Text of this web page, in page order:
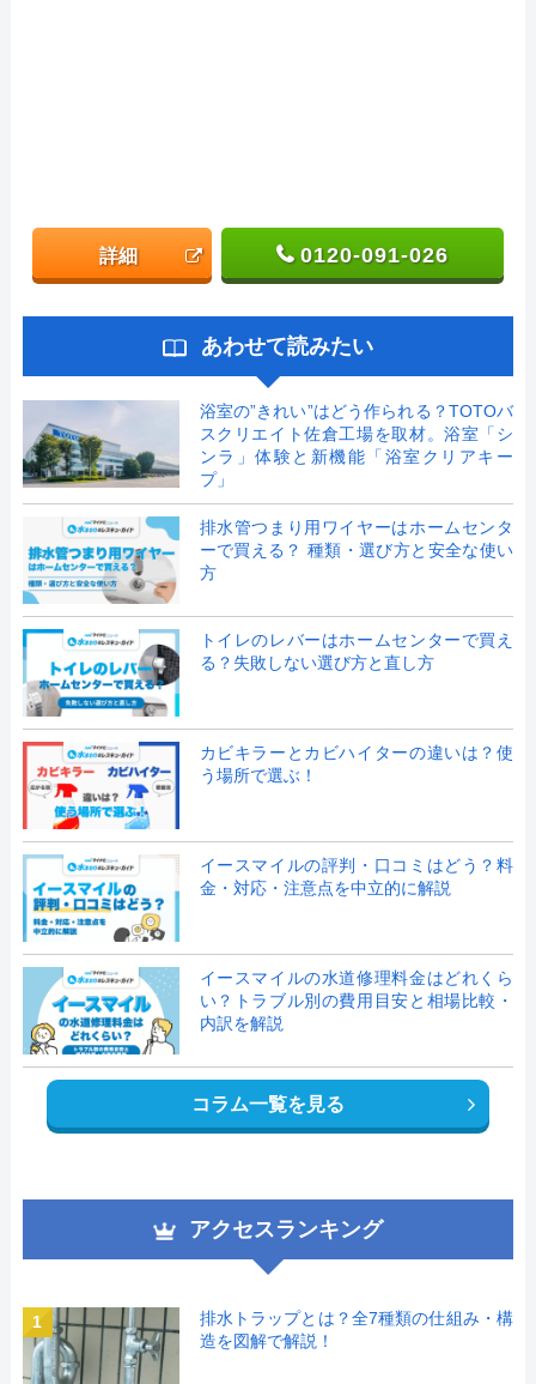
詳細 0120-091-026
あわせて読みたい
浴室の”きれい”はどう作られる？TOTOバ
スクリエイト佐倉工場を取材。浴室「シ
ンラ」体験と新機能「浴室クリアキー
プ」
排水管つまり用ワイヤーはホームセンタ
ーで買える？ 種類・選び方と安全な使い
方
トイレのレバーはホームセンターで買え
る？失敗しない選び方と直し方
カビキラーとカビハイターの違いは？使
う場所で選ぶ！
イースマイルの評判・口コミはどう？料
金・対応・注意点を中立的に解説
イースマイルの水道修理料金はどれくら
い？トラブル別の費用目安と相場比較・
内訳を解説
コラム一覧を見る
アクセスランキング
1
排水トラップとは？全7種類の仕組み・構
造を図解で解説！